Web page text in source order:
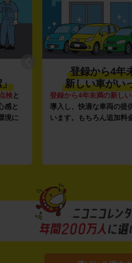
」
検と
感と
境に
登録から4年
新しい車がい
登録から4年未満の新し
導入し、快適な車両の提
います。もちろん追加料